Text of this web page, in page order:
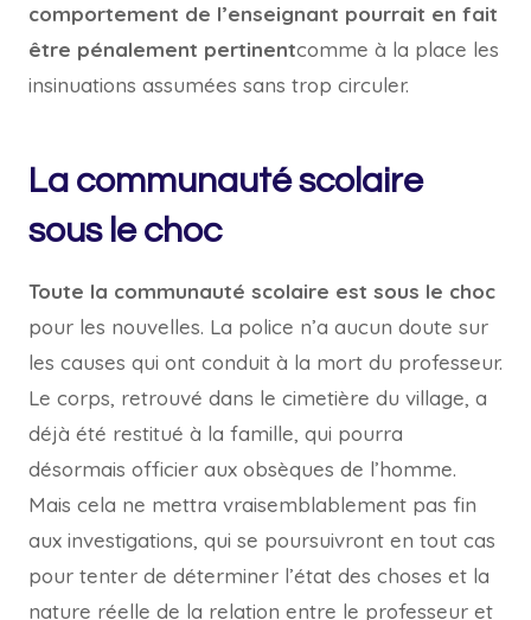
comportement de l’enseignant pourrait en fait
être pénalement pertinentcomme à la place les
insinuations assumées sans trop circuler.
La communauté scolaire
sous le choc
Toute la communauté scolaire est sous le choc
pour les nouvelles. La police n’a aucun doute sur
les causes qui ont conduit à la mort du professeur.
Le corps, retrouvé dans le cimetière du village, a
déjà été restitué à la famille, qui pourra
désormais officier aux obsèques de l’homme.
Mais cela ne mettra vraisemblablement pas fin
aux investigations, qui se poursuivront en tout cas
pour tenter de déterminer l’état des choses et la
nature réelle de la relation entre le professeur et